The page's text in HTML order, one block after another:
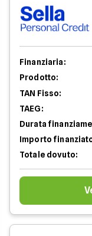
Finanziaria:
Prodotto:
TAN Fisso:
TAEG:
Durata
Importo
Totale dovuto: